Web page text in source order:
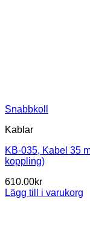
Snabbkoll
Kablar
KB-035, Kabel 35
koppling)
610.00kr
Lägg till i varukorg